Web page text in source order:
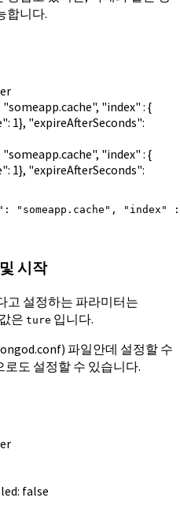
합니다.
"someapp.cache", "index" : {
: 1}, "expireAfterSeconds":
"index" : {
1}, "expireAfterSeconds":
"someapp.cache",
시작
고 설정하는 파라미터는
은 ture 입니다.
파일안데 설정할 수
도 설정할 수 있습니다.
false